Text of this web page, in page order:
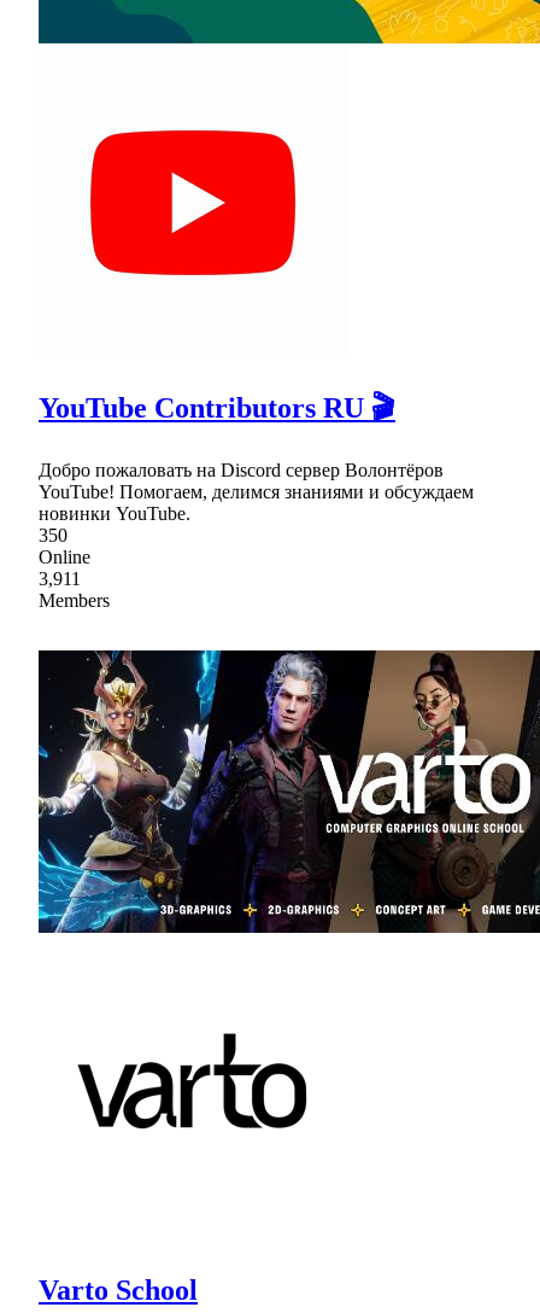
YouTube Contributors RU 🎬
Добро пожаловать на Discord сервер Волонтёров
YouTube! Помогаем, делимся знаниями и обсуждаем
новинки YouTube.
350
Online
3,911
Members
Varto School